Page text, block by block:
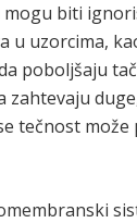
biti
u uzorcima,
poboljšaju
zahtevaju
tečnost